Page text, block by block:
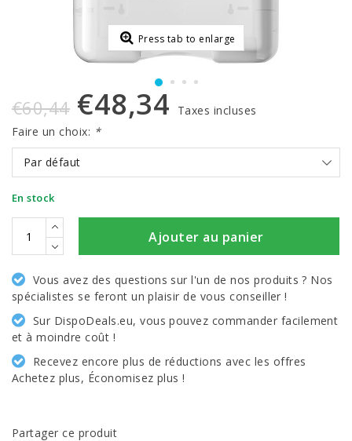
Press tab to enlarge
€60,44 €48,34
Taxes incluses
Faire un choix: *
Par défaut
En stock
Ajouter au panier
Vous avez des questions sur l'un de nos produits ? Nos
spécialistes se feront un plaisir de vous conseiller !
Sur DispoDeals.eu, vous pouvez commander facilement
et à moindre coût !
Recevez encore plus de réductions avec les offres
Achetez plus, Économisez plus !
Partager ce produit